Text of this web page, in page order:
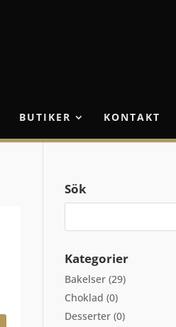
BUTIKER KONTAKT
Sök
Kategorier
Bakelser (29)
Choklad (0)
Desserter (0)